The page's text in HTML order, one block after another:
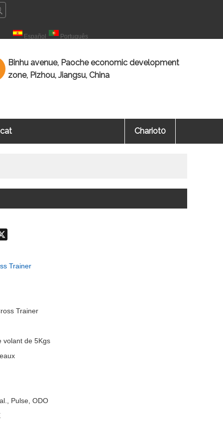
Español Português
Binhu avenue, Paoche economic development
zone, Pizhou, Jiangsu, China
Chariot0
Trainer
Trainer
volant de 5Kgs
Pulse, ODO